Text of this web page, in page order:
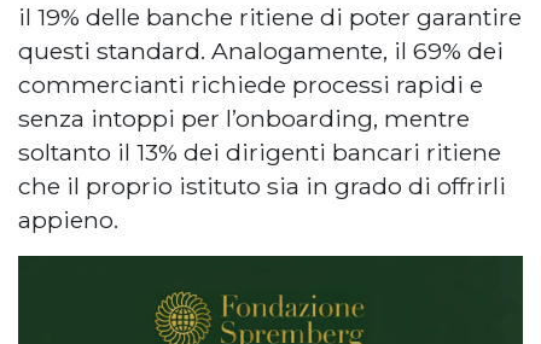
il 19% delle banche ritiene di poter garantire
questi standard. Analogamente, il 69% dei
commercianti richiede processi rapidi e
senza intoppi per l’onboarding, mentre
soltanto il 13% dei dirigenti bancari ritiene
che il proprio istituto sia in grado di offrirli
appieno.